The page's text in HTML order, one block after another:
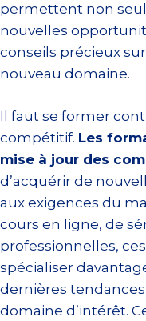
permettent non
nouvelles
conseils précieux
nouveau domaine.
Il faut se former
compétitif. Les
mise à jour des
d’acquérir de
aux exigences du
cours en ligne, de
professionnelles,
spécialiser
dernières
domaine d’intérêt.